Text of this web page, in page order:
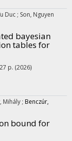
Duc ; Son, Nguyen
bayesian
tables for
p. (2026)
Mihály ; Benczúr,
bound for